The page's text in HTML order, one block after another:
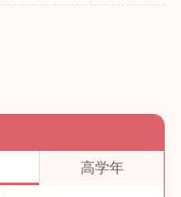
高学年